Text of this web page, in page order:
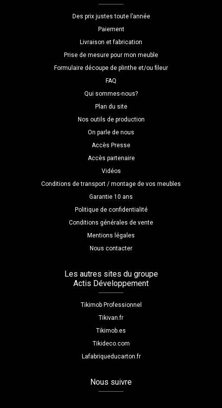
Des prix justes toute l’année
Paiement
Livraison et fabrication
Prise de mesure pour mon meuble
Formulaire découpe de plinthe et/ou fileur
FAQ
Qui sommes-nous?
Plan du site
Nos outils de production
On parle de nous
Accès Presse
Accès partenaire
Vidéos
Conditions de transport / montage de vos meubles
Garantie 10 ans
Politique de confidentialité
Conditions générales de vente
Mentions légales
Nous contacter
Les autres sites du groupe
Actis Développement
Tikimob Professionnel
Tikivan.fr
Tikimob.es
Tikideco.com
Lafabriqueducarton.fr
Nous suivre